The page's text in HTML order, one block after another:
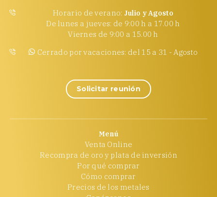
Horario de verano: Julio y Agosto
De lunes a jueves: de 9:00 h a 17.00 h
Viernes de 9:00 a 15.00 h
Cerrado por vacaciones: del 15 a 31 - Agosto
Solicitar reunión
Menú
Venta Online
Recompra de oro y plata de inversión
Por qué comprar
Cómo comprar
Precios de los metales